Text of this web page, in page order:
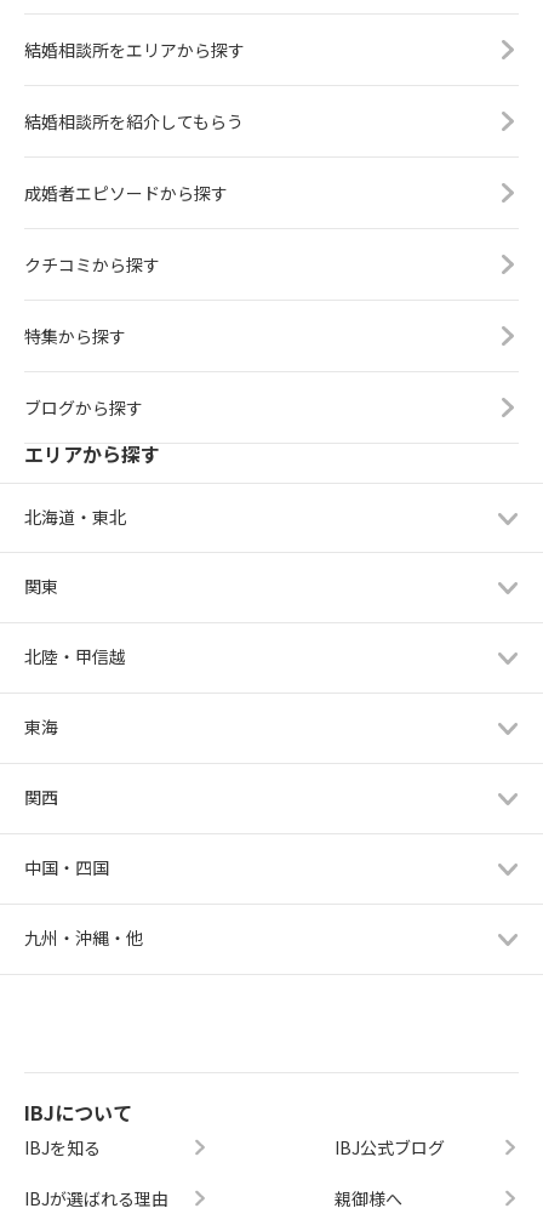
結婚相談所をエリアから探す
結婚相談所を紹介してもらう
成婚者エピソードから探す
クチコミから探す
特集から探す
ブログから探す
エリアから探す
北海道・東北
関東
北陸・甲信越
東海
関西
中国・四国
九州・沖縄・他
IBJについて
IBJを知る
IBJが選ばれる理由
IBJ公式ブログ
親御様へ